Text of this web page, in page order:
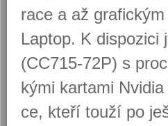
ra­ce a až
Laptop. K dis­po­zi­ci
(CC715-72P) s
ký­mi kar­ta­mi
ce, kteří touží po